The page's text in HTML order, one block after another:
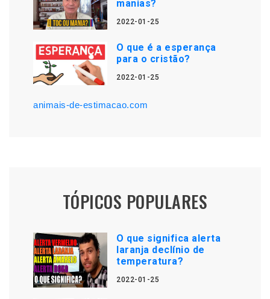
manias?
2022-01-25
O que é a esperança
para o cristão?
2022-01-25
animais-de-estimacao.com
TÓPICOS POPULARES
O que significa alerta
laranja declínio de
temperatura?
2022-01-25